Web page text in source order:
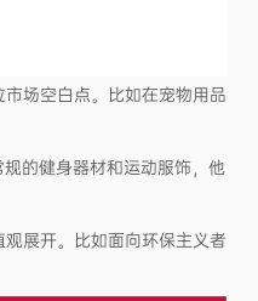
场空白点。比如在宠物用品
的健身器材和运动服饰，他
展开。比如面向环保主义者